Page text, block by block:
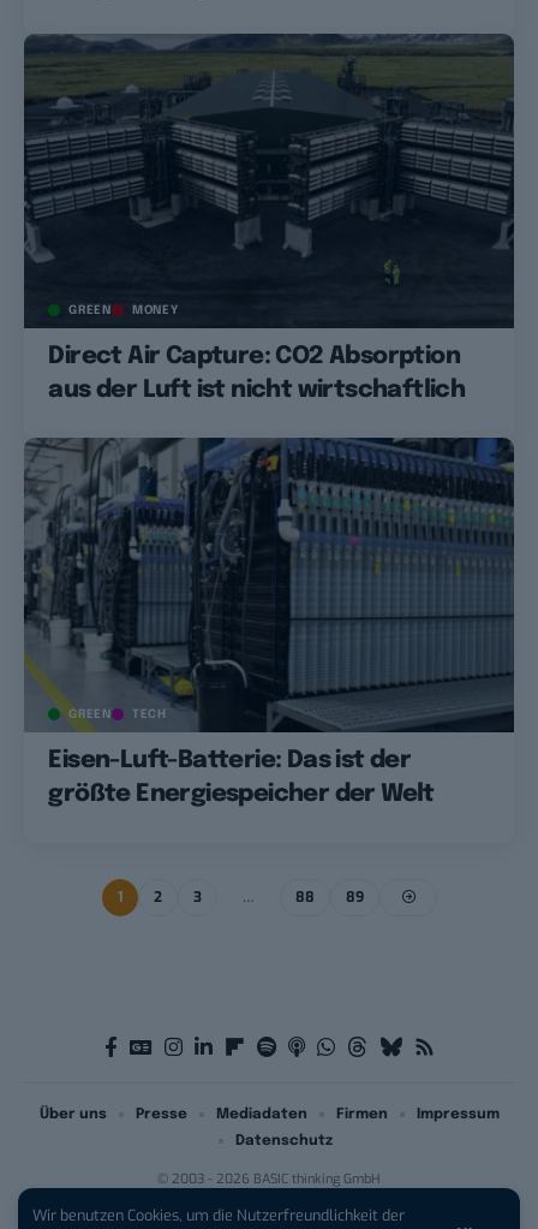
Wir benutzen Cookies, um die Nutzerfreundlichkeit der
GREEN MONEY
Direct Air Capture: CO2 Absorption
aus der Luft ist nicht wirtschaftlich
GREEN TECH
Eisen-Luft-Batterie: Das ist der
größte Energiespeicher der Welt
1 2 3 … 88 89
© 2003 - 2026 BASIC thinking GmbH
Über uns Presse Mediadaten Firmen
Impressum
Datenschutz